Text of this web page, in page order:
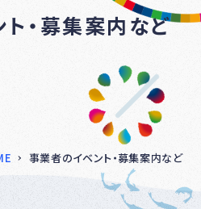
・募集案内など
事業者のイベント・募集案内など